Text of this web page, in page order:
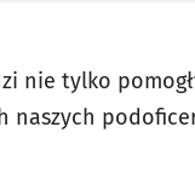
nie tylko
naszych